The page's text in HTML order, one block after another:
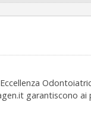
garantiscono ai